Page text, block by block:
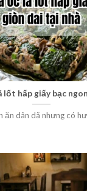
lốt hấp giấy bạc
ăn dân dã nhưng có